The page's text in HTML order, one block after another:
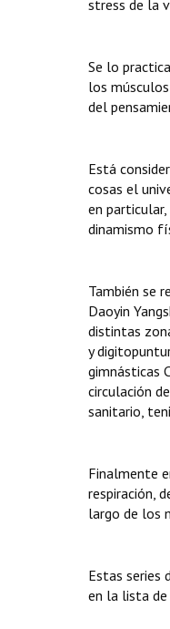
stress de la
Se lo
los
del
Está
cosas el
en
dinamismo
También se
Daoyin
distintas
y
gimnásticas
circulación
sanitario,
Finalmente
respiración,
largo de los
Estas series
en la lista de